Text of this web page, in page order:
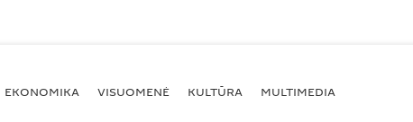
EKONOMIKA VISUOMENĖ KULTŪRA MULTIMEDIA